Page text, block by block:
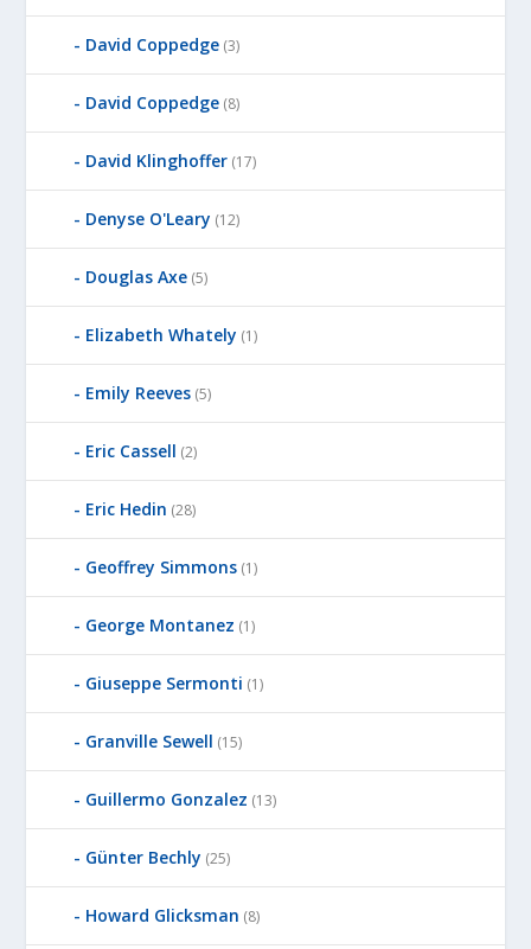
David Coppedge (3)
David Coppedge (8)
David Klinghoffer (17)
Denyse O'Leary (12)
Douglas Axe (5)
Elizabeth Whately (1)
Emily Reeves (5)
Eric Cassell (2)
Eric Hedin (28)
Geoffrey Simmons (1)
George Montanez (1)
Giuseppe Sermonti (1)
Granville Sewell (15)
Guillermo Gonzalez (13)
Günter Bechly (25)
Howard Glicksman (8)